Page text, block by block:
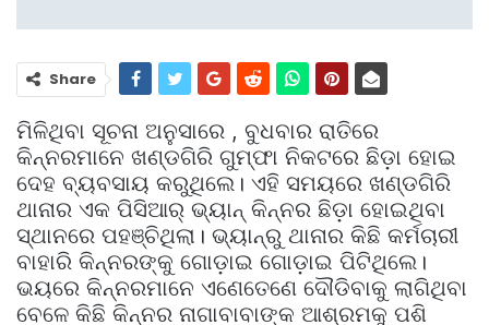
Share
ମିଳିଥିବା ସୂଚନା ଅନୁସାରେ , ବୁଧବାର ରାତିରେ
କିନ୍ନରମାନେ ଖଣ୍ଡଗିରି ଗୁମ୍ଫା ନିକଟରେ ଛିଡ଼ା ହୋଇ
ଦେହ ବ୍ୟବସାୟ କରୁଥିଲେ। ଏହି ସମୟରେ ଖଣ୍ଡଗିରି
ଥାନାର ଏକ ପିସିଆର୍‌ ଭ୍ୟାନ୍‌ କିନ୍ନର ଛିଡ଼ା ହୋଇଥିବା
ସ୍ଥାନରେ ପହଞ୍ଚିଥିଲା। ଭ୍ୟାନ୍‌ରୁ ଥାନାର କିଛି କର୍ମଚାରୀ
ବାହାରି କିନ୍ନରଙ୍କୁ ଗୋଡ଼ାଇ ଗୋଡ଼ାଇ ପିଟିଥିଲେ।
ଭୟରେ କିନ୍ନରମାନେ ଏଣେତେଣେ ଦୌଡିବାକୁ ଲାଗିଥିବା
ବେଳେ କିଛି କିନ୍ନର ନାଗାବାବାଙ୍କ ଆଶ୍ରମକୁ ପଶି